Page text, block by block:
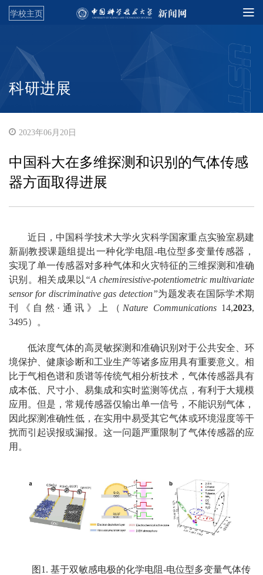
学校主页
科研进展
2023年06月20日
中国科大在多维探测和识别的气体传感
器方面取得进展
近日，中国科学技术大学火灾科学国家重点实验室易建
新副教授课题组提出一种化学电阻-电位型多变量传感器，
实现了单一传感器对多种气体和火灾特征的三维探测和准确
识别。相关成果以 “A chemiresistive-potentiometric multivariate
sensor for discriminative gas detection”为题发表在国际学术期
刊《自然·通讯》上（ Nature Communications14,2023,
3495）。
低浓度气体的高灵敏探测和准确识别对于公共安全、环
境保护、健康诊断和工业生产等诸多应用具有重要意义。相
比于气相色谱和质谱等传统气相分析技术，气体传感器具有
成本低、尺寸小、易集成和实时监测等优点，有利于大规模
应用。但是，常规传感器仅输出单一信号，不能识别气体，
因此探测准确性低，在实用中易受其它气体或环境湿度等干
扰而引起误报或漏报。这一问题严重限制了气体传感器的应
用。
图1. 基于双敏感电极的化学电阻-电位型多变量气体传